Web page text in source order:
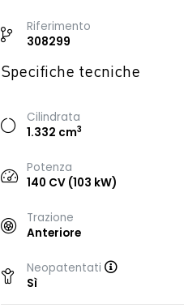
Riferimento
308299
Specifiche tecniche
Cilindrata
1.332 cm3
Potenza
140 CV (103 kW)
Trazione
Anteriore
Neopatentati
Sì